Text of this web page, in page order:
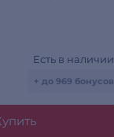
Есть в наличии
+ до 969 бонусов